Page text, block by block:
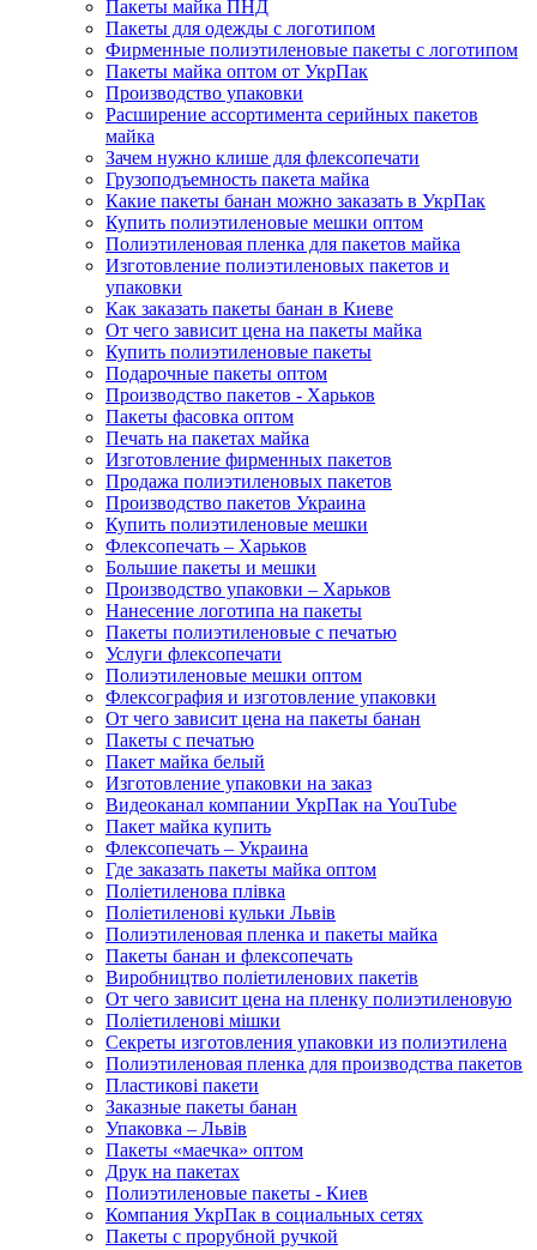
Пакеты майка ПНД
Пакеты для одежды с логотипом
Фирменные полиэтиленовые пакеты с логотипом
Пакеты майка оптом от УкрПак
Производство упаковки
Расширение ассортимента серийных пакетов
майка
Зачем нужно клише для флексопечати
Грузоподъемность пакета майка
Какие пакеты банан можно заказать в УкрПак
Купить полиэтиленовые мешки оптом
Полиэтиленовая пленка для пакетов майка
Изготовление полиэтиленовых пакетов и
упаковки
Как заказать пакеты банан в Киеве
От чего зависит цена на пакеты майка
Купить полиэтиленовые пакеты
Подарочные пакеты оптом
Производство пакетов - Харьков
Пакеты фасовка оптом
Печать на пакетах майка
Изготовление фирменных пакетов
Продажа полиэтиленовых пакетов
Производство пакетов Украина
Купить полиэтиленовые мешки
Флексопечать – Харьков
Большие пакеты и мешки
Производство упаковки – Харьков
Нанесение логотипа на пакеты
Пакеты полиэтиленовые с печатью
Услуги флексопечати
Полиэтиленовые мешки оптом
Флексография и изготовление упаковки
От чего зависит цена на пакеты банан
Пакеты с печатью
Пакет майка белый
Изготовление упаковки на заказ
Видеоканал компании УкрПак на YouTube
Пакет майка купить
Флексопечать – Украина
Где заказать пакеты майка оптом
Поліетиленова плівка
Поліетиленові кульки Львів
Полиэтиленовая пленка и пакеты майка
Пакеты банан и флексопечать
Виробництво поліетиленових пакетів
От чего зависит цена на пленку полиэтиленовую
Поліетиленові мішки
Секреты изготовления упаковки из полиэтилена
Полиэтиленовая пленка для производства пакетов
Пластикові пакети
Заказные пакеты банан
Упаковка – Львів
Пакеты «маечка» оптом
Друк на пакетах
Полиэтиленовые пакеты - Киев
Компания УкрПак в социальных сетях
Пакеты с прорубной ручкой